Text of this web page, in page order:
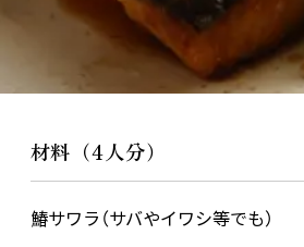
材料（4人分）
鰆サワラ（サバやイワシ等でも）